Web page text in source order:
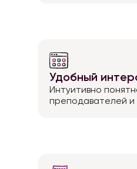
Удобный
Интуитивно
преподавателей и